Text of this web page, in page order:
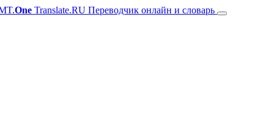
One Translate.RU Переводчик онлайн и словарь